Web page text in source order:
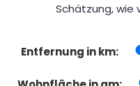
Schätzung, wie
Entfernung in km: